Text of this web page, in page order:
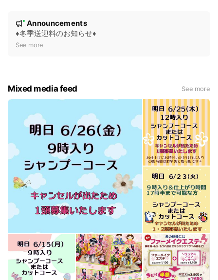
e
New
Announcements
♦︎冬季送迎料のお知らせ♦︎
See more
Mixed media feed See more